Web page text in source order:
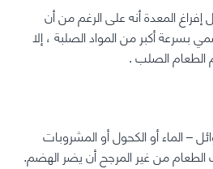
المعدة أنه على الرغم من أن
بسرعة أكبر من المواد الصلبة ، إلا
الطعام الصلب.
– الماء أو الكحول أو المشروبات
من غير المرجح أن يضر الهضم.